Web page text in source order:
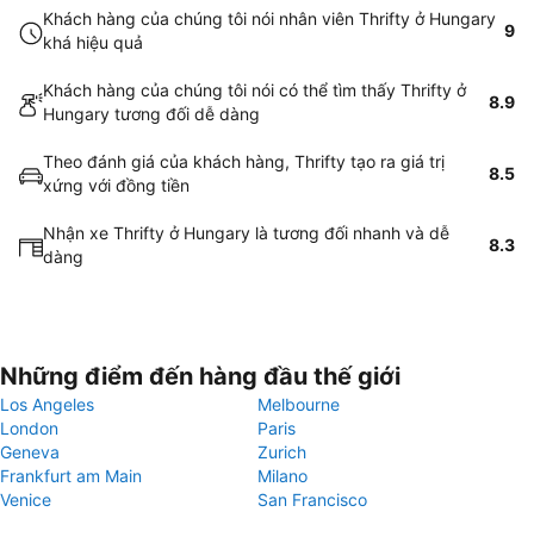
Khách hàng của chúng tôi nói nhân viên Thrifty ở Hungary
khá hiệu quả
9
Khách hàng của chúng tôi nói có thể tìm thấy Thrifty ở
Hungary tương đối dễ dàng
8.9
Theo đánh giá của khách hàng, Thrifty tạo ra giá trị
xứng với đồng tiền
8.5
Nhận xe Thrifty ở Hungary là tương đối nhanh và dễ
dàng
8.3
Những điểm đến hàng đầu thế giới
Los Angeles
Melbourne
London
Paris
Geneva
Zurich
Frankfurt am Main
Milano
Venice
San Francisco